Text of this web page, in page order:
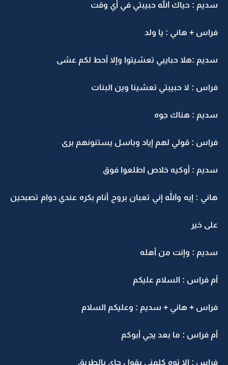
سديم : حياك الله حبيبتي في أي وقت
فراس + هاني : يا ولد
سديم :هلا حبايبي تعشيتوا وإلا أحط لكم عشى
فراس : لا حبيبتي تعشينا وين البنات
سديم : هناك جوه
فراس : قولي لهم إياد وباسل يستنونهم برى
سديم : أوكيه خلاص اطلعوا فوق
هاني : إيه والله إني تعبان بروح أنام بكره عندي دوام تصبحين
على خير
سديم : وإنت من أهله
أم فراس : السلام عليكم
فراس + هاني + سديم : وعليكم السلام
أم فراس : ما بعد يجي أبوكم
فراس : إلا توه كلمني يقول جاي بالطريق